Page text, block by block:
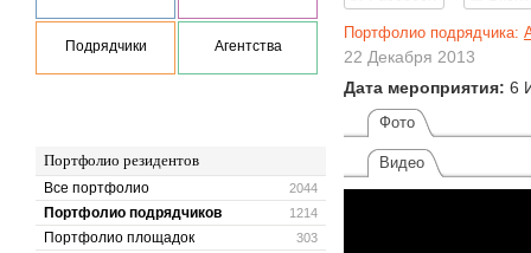
Подрядчики Агентства
Портфолио резидентов
2044
Все портфолио
1214
Портфолио подрядчиков
303
Портфолио площадок
Портфолио подрядчика:
22 Декабря 2013
Дата мероприятия: 6
Фото
Видео